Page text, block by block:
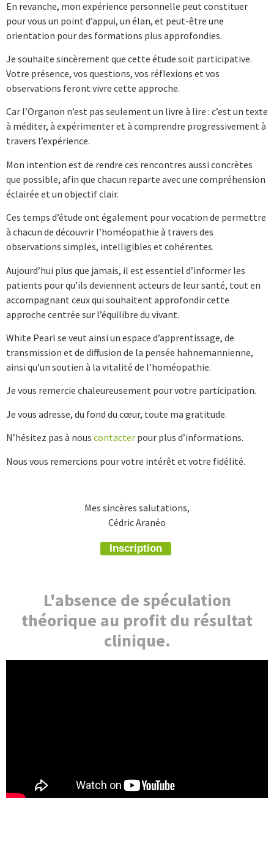
En revanche, mon expérience personnelle peut constituer
pour vous un point d’appui, un élan, et peut-être une
orientation pour des formations plus approfondies.
Je souhaite sincèrement que cette étude soit participative.
Votre présence, vos questions, vos réflexions et vos
observations feront vivre cette approche.
Car l’Organon n’est pas seulement un livre à lire : c’est un texte
à méditer, à expérimenter et à comprendre progressivement à
travers l’expérience.
Mon intention est de rendre ces rencontres aussi concrètes
que possible, afin que chacun reparte avec une compréhension
éclairée et un objectif clair.
Ces temps d’étude ont également pour vocation de permettre
à chacun de découvrir l’homéopathie à travers des
observations simples, intelligibles et cohérentes.
Aujourd’hui plus que jamais, il est essentiel d’informer les
patients pour qu’ils deviennent acteurs de leur santé, tout en
accompagnant ceux qui souhaitent approfondir cette
approche centrée sur l’équilibre du vivant.
White Pearl se veut ainsi un espace d’apprentissage, de
transmission et de diffusion de la pensée hahnemannienne,
ainsi qu’un soutien à la vitalité de l’homéopathie.
Je vous remercie chaleureusement pour votre participation.
Je vous adresse, du fond du cœur, toute ma gratitude.
N’hésitez pas à nous contacter pour plus d’informations.
Nous vous remercions pour votre intérêt et votre fidélité.
Mes sincères salutations,
Cédric Aranéo
Inscription
L'absence de spéculation
théorique au profit du résultat
clinique.